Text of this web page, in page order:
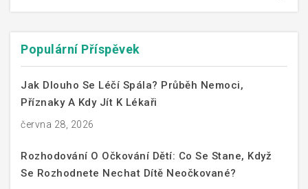
Populární Příspěvek
Jak Dlouho Se Léčí Spála? Průběh Nemoci,
Příznaky A Kdy Jít K Lékaři
června 28, 2026
Rozhodování O Očkování Dětí: Co Se Stane, Když
Se Rozhodnete Nechat Dítě Neočkované?